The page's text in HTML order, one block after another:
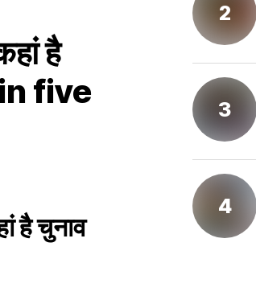
है
five
है चुनाव